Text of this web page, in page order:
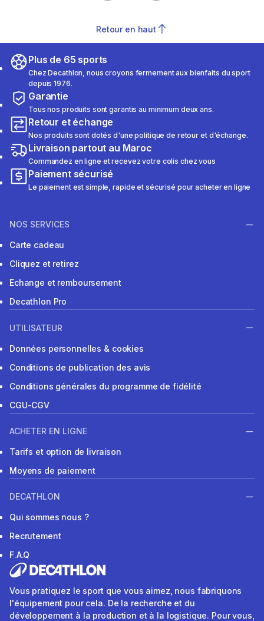
Retour en haut
Plus de 65 sports
Chez Decathlon, nous croyons fermement aux bienfaits du sport
depuis 1976.
Garantie
Tous nos produits sont garantis au minimum deux ans.
Retour et échange
Nos produits sont dotés d'une politique de retour et d'échange.
Livraison partout au Maroc
Commandez en ligne et recevez votre colis chez vous
Paiement sécurisé
Le paiement est simple, rapide et sécurisé pour acheter en ligne
NOS SERVICES
Carte cadeau
Cliquez et retirez
Echange et remboursement
Decathlon Pro
UTILISATEUR
Données personnelles & cookies
Conditions de publication des avis
Conditions générales du programme de fidélité
CGU-CGV
ACHETER EN LIGNE
Tarifs et option de livraison
Moyens de paiement
DECATHLON
Qui sommes nous ?
Recrutement
F.A.Q
Vous pratiquez le sport que vous aimez, nous fabriquons
l'équipement pour cela. De la recherche et du
développement à la production et à la logistique. Pour vous,